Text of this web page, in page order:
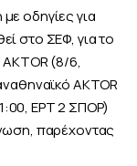
οδηγίες για
στο ΣΕΦ, για το
(8/6,
AKTOR
ΕΡΤ 2 ΣΠΟΡ)
παρέχοντας